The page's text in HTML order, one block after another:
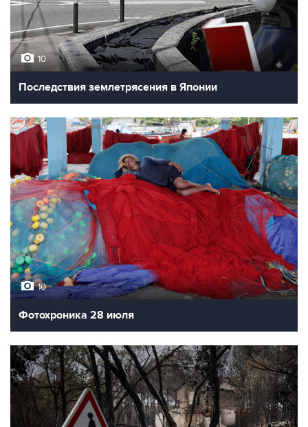
10
Последствия землетрясения в Японии
10
Фотохроника 28 июля